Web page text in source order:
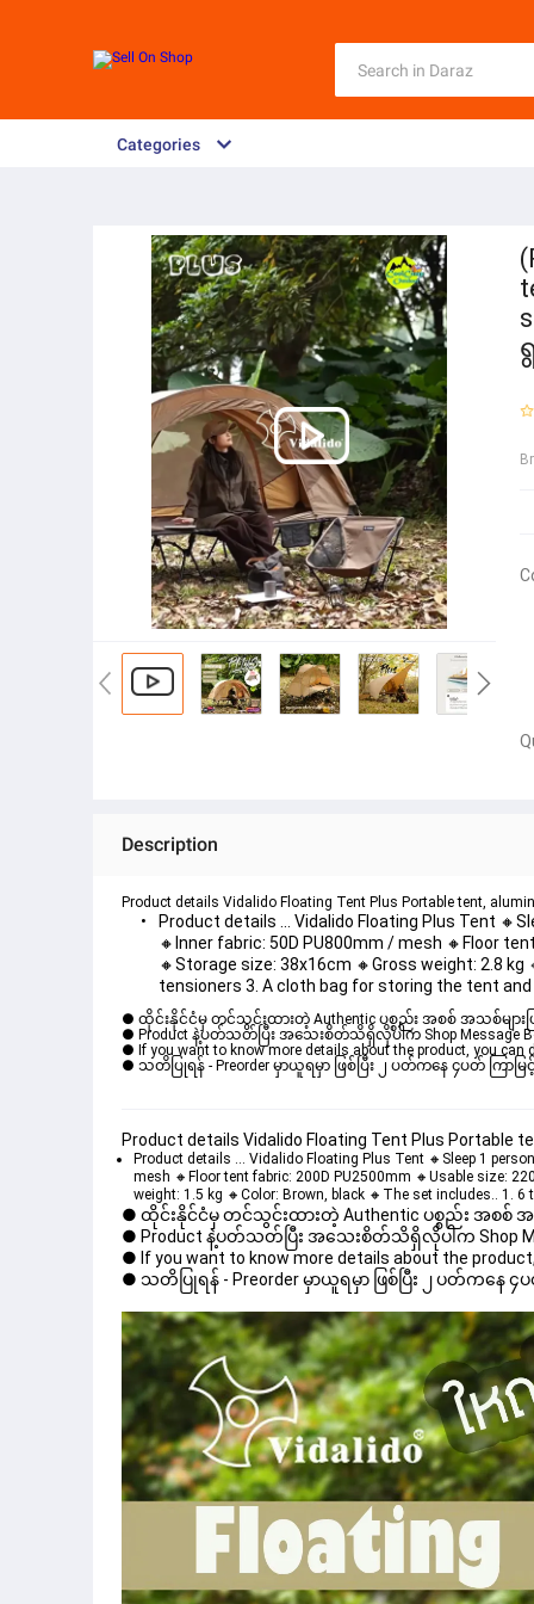
Categories
Description
Product details Vidalido Floating Tent Plus Portable tent,
Product details ... Vidalido Floating Plus Tent
🔸Inner fabric: 50D PU800mm / mesh 🔸Floor
🔸Storage size: 38x16cm 🔸Gross weight: 2.8
tensioners 3. A cloth bag for storing the tent
● ထိုင်းနိုင်ငံမှ တင်သွင်းထားတဲ့ Authentic ပစ္စည်း အစစ် အသစ်များ
● Product နဲ့ပတ်သတ်ပြီး အသေးစိတ်သိရှိလိုပါက Shop Message
● If you want to know more details about the product, you
● သတိပြုရန် - Preorder မှာယူရမှာ ဖြစ်ပြီး ၂ ပတ်ကနေ ၄ပတ် ကြာမြ
Product details Vidalido Floating Tent Plus Portable
Product details ... Vidalido Floating Plus Tent 🔸Sleep 1
mesh 🔸Floor tent fabric: 200D PU2500mm 🔸Usable size:
weight: 1.5 kg 🔸Color: Brown, black 🔸The set includes.. 1.
● ထိုင်းနိုင်ငံမှ တင်သွင်းထားတဲ့ Authentic ပစ္စည်း အစစ် အ
● Product နဲ့ပတ်သတ်ပြီး အသေးစိတ်သိရှိလိုပါက Shop
● If you want to know more details about the
● သတိပြုရန် - Preorder မှာယူရမှာ ဖြစ်ပြီး ၂ ပတ်ကနေ ၄